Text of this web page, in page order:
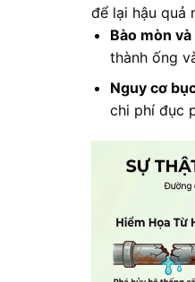
để lại hậu quả
Bào mòn
thành ống
Nguy cơ
chi phí đục